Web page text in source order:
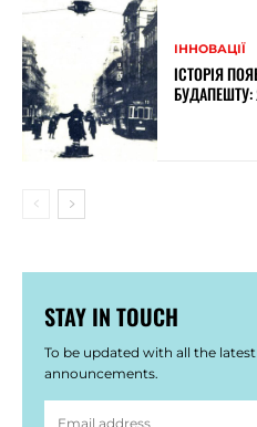
ІННОВАЦІЇ
ІСТОРІЯ
STAY IN TOUCH
To be updated with all the
announcements.